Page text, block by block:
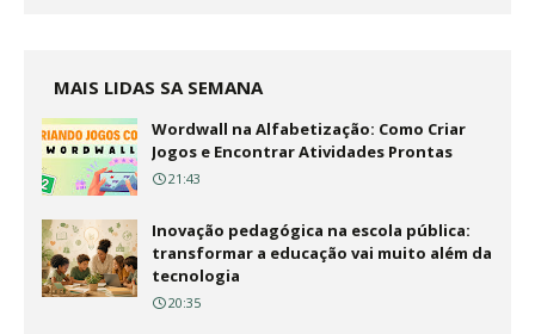
MAIS LIDAS SA SEMANA
Wordwall na Alfabetização: Como Criar
Jogos e Encontrar Atividades Prontas
21:43
Inovação pedagógica na escola pública:
transformar a educação vai muito além da
tecnologia
20:35